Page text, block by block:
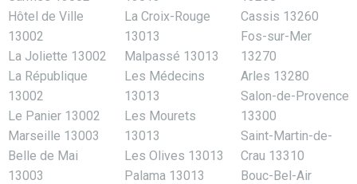
Hôtel de Ville
13002
La Joliette 13002
La République
13002
Le Panier 13002
Marseille 13003
Belle de Mai
13003
La Croix-Rouge
13013
Malpassé 13013
Les Médecins
13013
Les Mourets
13013
Les Olives 13013
Palama 13013
Cassis 13260
Fos-sur-Mer
13270
Arles 13280
Salon-de-Provence
13300
Saint-Martin-de-
Crau 13310
Bouc-Bel-Air